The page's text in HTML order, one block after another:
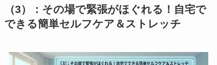
（3）：その場で緊張がほぐれる！自宅で
できる簡単セルフケア＆ストレッチ